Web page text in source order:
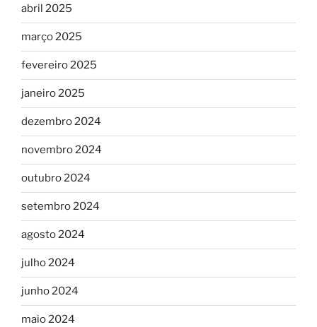
abril 2025
março 2025
fevereiro 2025
janeiro 2025
dezembro 2024
novembro 2024
outubro 2024
setembro 2024
agosto 2024
julho 2024
junho 2024
maio 2024